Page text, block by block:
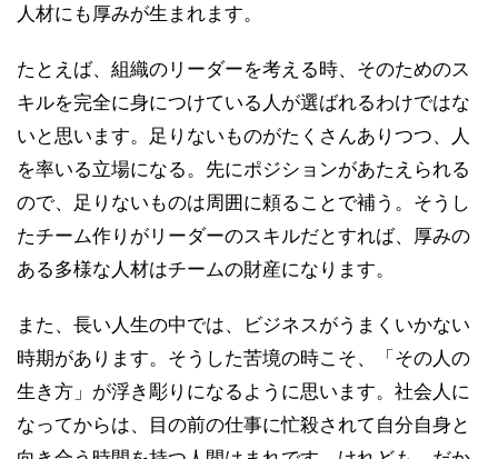
人材にも厚みが生まれます。
たとえば、組織のリーダーを考える時、そのためのス
キルを完全に身につけている人が選ばれるわけではな
いと思います。足りないものがたくさんありつつ、人
を率いる立場になる。先にポジションがあたえられる
ので、足りないものは周囲に頼ることで補う。そうし
たチーム作りがリーダーのスキルだとすれば、厚みの
ある多様な人材はチームの財産になります。
また、長い人生の中では、ビジネスがうまくいかない
時期があります。そうした苦境の時こそ、「その人の
生き方」が浮き彫りになるように思います。社会人に
なってからは、目の前の仕事に忙殺されて自分自身と